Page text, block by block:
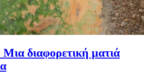
διαφορετική ματιά